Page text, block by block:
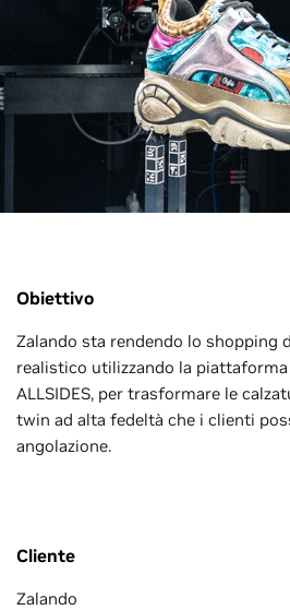
Obiettivo
Zalando sta rendendo lo shopping
realistico utilizzando la piattaforma
ALLSIDES, per trasformare le
twin ad alta fedeltà che i clienti
angolazione.
Cliente
Zalando